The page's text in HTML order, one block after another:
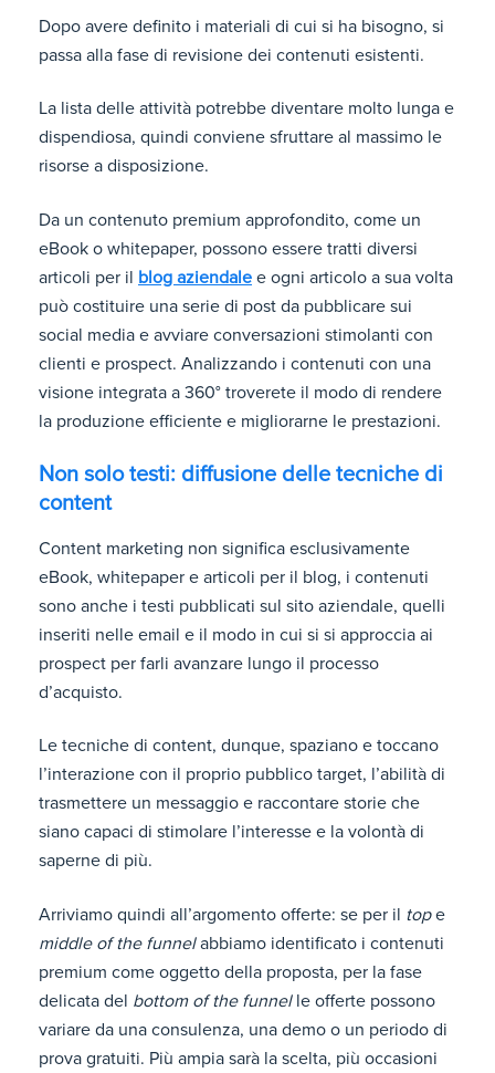
Dopo avere definito i materiali di cui si ha bisogno, si
passa alla fase di revisione dei contenuti esistenti.
La lista delle attività potrebbe diventare molto lunga e
dispendiosa, quindi conviene sfruttare al massimo le
risorse a disposizione.
Da un contenuto premium approfondito, come un
eBook o whitepaper, possono essere tratti diversi
articoli per il blog aziendale e ogni articolo a sua volta
può costituire una serie di post da pubblicare sui
social media e avviare conversazioni stimolanti con
clienti e prospect. Analizzando i contenuti con una
visione integrata a 360° troverete il modo di rendere
la produzione efficiente e migliorarne le prestazioni.
Non solo testi: diffusione delle tecniche di
content
Content marketing non significa esclusivamente
eBook, whitepaper e articoli per il blog, i contenuti
sono anche i testi pubblicati sul sito aziendale, quelli
inseriti nelle email e il modo in cui si si approccia ai
prospect per farli avanzare lungo il processo
d’acquisto.
Le tecniche di content, dunque, spaziano e toccano
l’interazione con il proprio pubblico target, l’abilità di
trasmettere un messaggio e raccontare storie che
siano capaci di stimolare l’interesse e la volontà di
saperne di più.
Arriviamo quindi all’argomento offerte: se per il tope
middle of the funnelabbiamo identificato i contenuti
premium come oggetto della proposta, per la fase
delicata del bottom of the funnelle offerte possono
variare da una consulenza, una demo o un periodo di
prova gratuiti. Più ampia sarà la scelta, più occasioni